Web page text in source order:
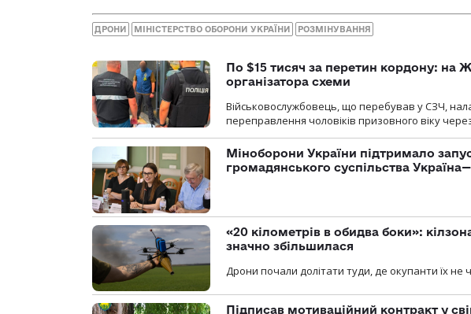
ДРОНИ МІНІСТЕРСТВО ОБОРОНИ УКРАЇНИ РОЗМІНУВАННЯ
По $15 тисяч за перетин кордону: на
організатора схеми
Військовослужбовець, що перебував у СЗЧ,
переправлення чоловіків призовного віку
Міноборони України підтримало
громадянського суспільства
«20 кілометрів в обидва боки»:
значно збільшилася
Дрони почали долітати туди, де окупанти їх не
Підписав мотиваційний контракт у